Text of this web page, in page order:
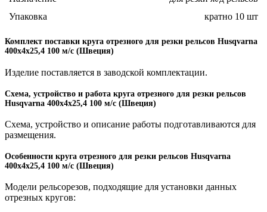
Упаковка
кратно 10 шт
Комплект поставки круга отрезного для резки рельсов Husqvarna
400х4х25,4 100 м/с (Швеция)
Изделие поставляется в заводской комплектации.
Схема, устройство и работа круга отрезного для резки рельсов
Husqvarna 400х4х25,4 100 м/с (Швеция)
Схема, устройство и описание работы подготавливаются для
размещения.
Особенности круга отрезного для резки рельсов Husqvarna
400х4х25,4 100 м/с (Швеция)
Модели рельсорезов, подходящие для установки данных
отрезных кругов: